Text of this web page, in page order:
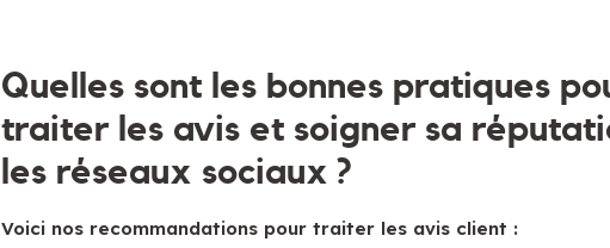
Quelles sont les bonnes pratiques
traiter les avis et soigner sa
les réseaux sociaux ?
Voici nos recommandations pour traiter les avis client :